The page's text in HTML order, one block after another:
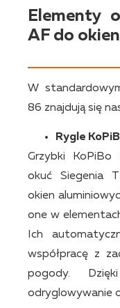
Elementy
AF do
W
86 znajdują się
Rygle
Grzybki
okuć Siegenia
okien
one w
Ich
współpracę z
pogody.
odryglowywanie